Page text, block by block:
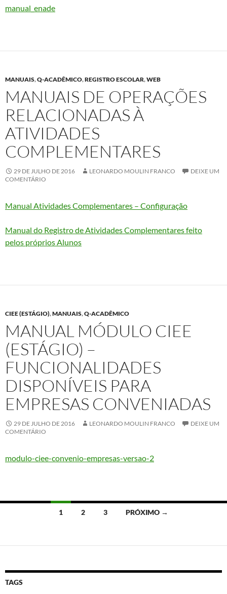
manual_enade
MANUAIS,Q-ACADÊMICO,REGISTRO ESCOLAR,WEB
MANUAIS DE OPERAÇÕES
RELACIONADAS À
ATIVIDADES
COMPLEMENTARES
29 DE JULHO DE 2016 LEONARDO MOULIN FRANCO
DEIXE UM
COMENTÁRIO
Manual Atividades Complementares – Configuração
Manual do Registro de Atividades Complementares feito
pelos próprios Alunos
CIEE (ESTÁGIO),MANUAIS,Q-ACADÊMICO
MANUAL MÓDULO CIEE
(ESTÁGIO) –
FUNCIONALIDADES
DISPONÍVEIS PARA
EMPRESAS CONVENIADAS
29 DE JULHO DE 2016 LEONARDO MOULIN FRANCO
DEIXE UM
COMENTÁRIO
modulo-ciee-convenio-empresas-versao-2
Navegação
posts
1 2 3 PRÓXIMO →
TAGS